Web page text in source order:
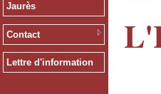
Jaurès
Contact
Lettre d'information